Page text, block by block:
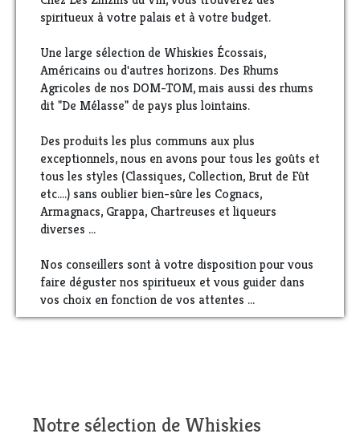
spiritueux à votre palais et à votre budget.
Une large sélection de Whiskies Écossais,
Américains ou d'autres horizons. Des Rhums
Agricoles de nos DOM-TOM, mais aussi des rhums
dit "De Mélasse" de pays plus lointains.
Des produits les plus communs aux plus
exceptionnels, nous en avons pour tous les goûts et
tous les styles (Classiques, Collection, Brut de Fût
etc....) sans oublier bien-sûre les Cognacs,
Armagnacs, Grappa, Chartreuses et liqueurs
diverses ...
Nos conseillers sont à votre disposition pour vous
faire déguster nos spiritueux et vous guider dans
vos choix en fonction de vos attentes ...
Notre sélection de Whiskies